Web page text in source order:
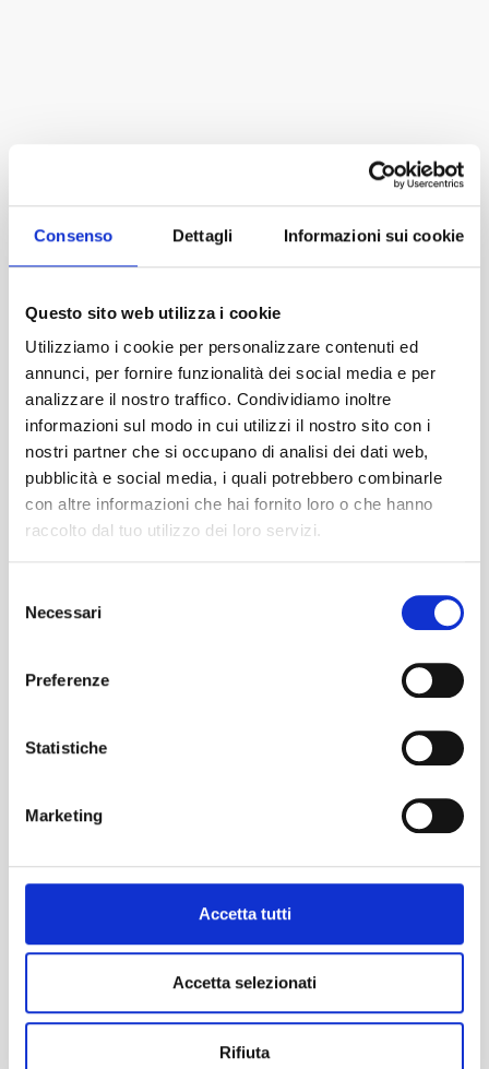
Consenso Dettagli Informazioni sui cookie
Questo sito web utilizza i cookie
Utilizziamo i cookie per personalizzare contenuti ed
annunci, per fornire funzionalità dei social media e per
analizzare il nostro traffico. Condividiamo inoltre
informazioni sul modo in cui utilizzi il nostro sito con i
nostri partner che si occupano di analisi dei dati web,
pubblicità e social media, i quali potrebbero combinarle
con altre informazioni che hai fornito loro o che hanno
raccolto dal tuo utilizzo dei loro servizi.
delNecessari
Preferenze
Statistiche
Marketing
Accetta tutti
Accetta selezionati
Rifiuta